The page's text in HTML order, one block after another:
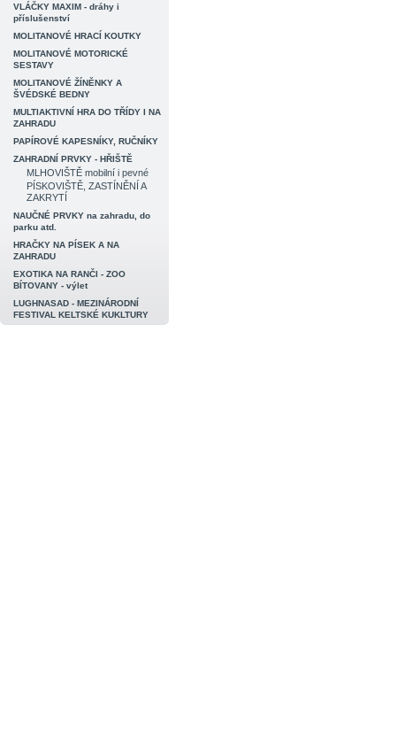
VLÁČKY MAXIM - dráhy i
příslušenství
MOLITANOVÉ HRACÍ KOUTKY
MOLITANOVÉ MOTORICKÉ
SESTAVY
MOLITANOVÉ ŽÍNĚNKY A
ŠVÉDSKÉ BEDNY
MULTIAKTIVNÍ HRA DO TŘÍDY I NA
ZAHRADU
PAPÍROVÉ KAPESNÍKY, RUČNÍKY
ZAHRADNÍ PRVKY - HŘIŠTĚ
MLHOVIŠTĚ mobilní i pevné
PÍSKOVIŠTĚ, ZASTÍNĚNÍ A
ZAKRYTÍ
NAUČNÉ PRVKY na zahradu, do
parku atd.
HRAČKY NA PÍSEK A NA
ZAHRADU
EXOTIKA NA RANČI - ZOO
BÍTOVANY - výlet
LUGHNASAD - MEZINÁRODNÍ
FESTIVAL KELTSKÉ KUKLTURY